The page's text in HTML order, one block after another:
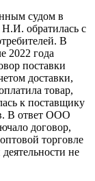
судом в
обратилась с
В
2022 года
поставки
доставки,
товар,
к поставщику
В ответ ООО
договор,
торговле
не